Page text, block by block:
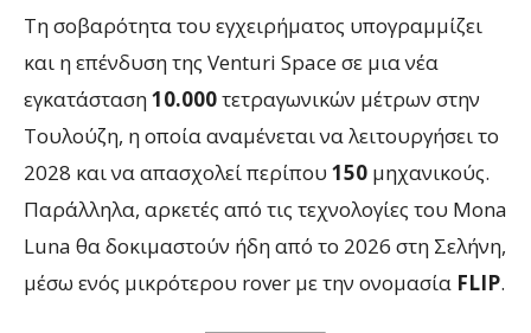
Τη σοβαρότητα του εγχειρήματος υπογραμμίζει
και η επένδυση της Venturi Space σε μια νέα
εγκατάσταση10.000τετραγωνικών μέτρων στην
Τουλούζη, η οποία αναμένεται να λειτουργήσει το
2028 και να απασχολεί περίπου 150 μηχανικούς.
Παράλληλα, αρκετές από τις τεχνολογίες του Mona
Luna θα δοκιμαστούν ήδη από το 2026 στη Σελήνη,
μέσω ενός μικρότερου rover με την ονομασία FLIP.